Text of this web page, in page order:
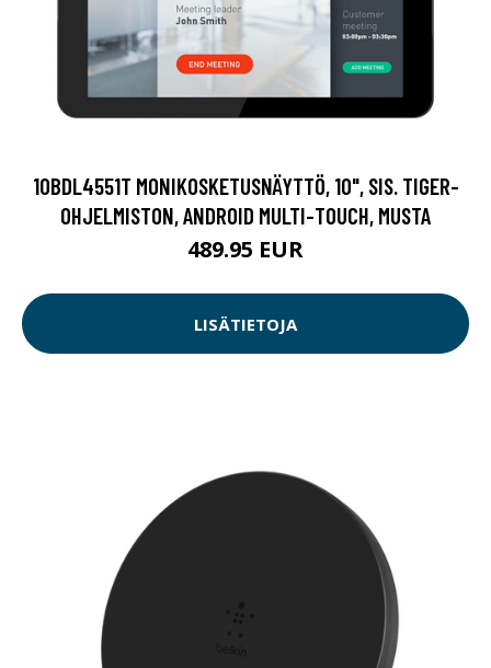
10BDL4551T MONIKOSKETUSNÄYTTÖ, 10", SIS. TIGER-
OHJELMISTON, ANDROID MULTI-TOUCH, MUSTA
489.95 EUR
LISÄTIETOJA